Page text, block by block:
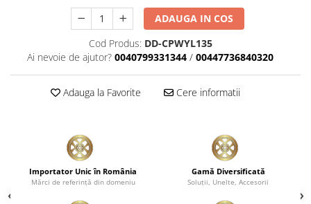
ADAUGA IN COS
Cod Produs: DD-CPWYL135
Ai nevoie de ajutor? 0040799331344 / 00447736840320
Adauga la Favorite Cere informatii
Importator Unic în România
Mărci de referinţă din domeniu
Gamă Diversificată
Soluţii, Unelte, Accesorii